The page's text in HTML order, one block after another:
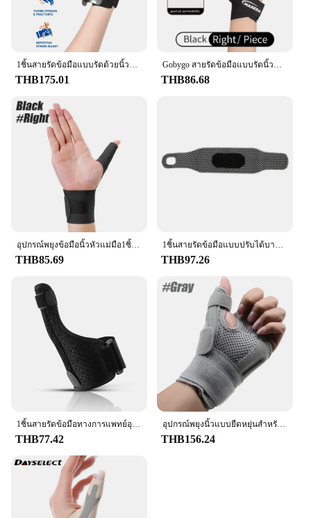
THB175.01 THB86.68
THB85.69 THB97.26
1ชิ้นสายรัดข้อมือทางการแพทย์อุปกรณ์ป้องกันมือเฝือกเหล็กอุปกรณ์ช่วย penyangga Jari ข้อมือป้องกันสำหรับโรคข้ออักเสบ carpal
THB77.42
อุปกรณ์พยุงนิ้วแบบยืดหยุ่นสำหรับป้องกันเอ็นกล้ามเนื้ออักเสบอุปกรณ์ป้องกันปลอกนิ้วหัวแม่มือระบายอากาศเหมาะกับมือขวาและซ้าย
THB156.24